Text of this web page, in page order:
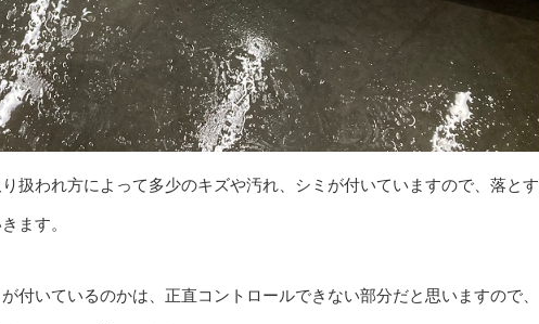
扱われ方によって多少のキズや汚れ、シミが付いていますので、落とす
ます。
付いているのかは、正直コントロールできない部分だと思いますので、